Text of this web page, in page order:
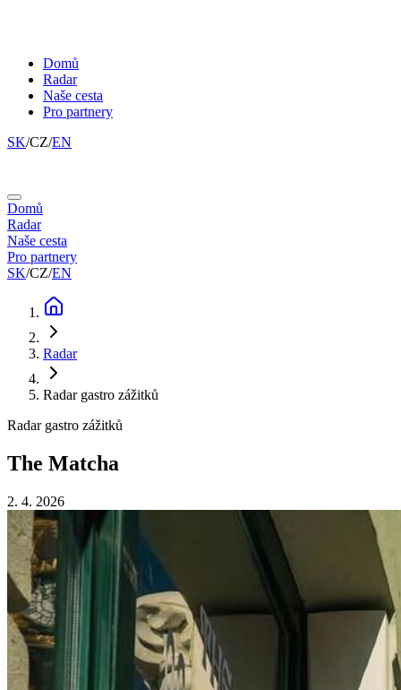
Domů
Radar
Naše cesta
Pro partnery
SK/CZ/EN
Domů
Radar
Naše cesta
Pro partnery
SK/CZ/EN
Radar
Radar gastro zážitků
Radar gastro zážitků
The Matcha
2. 4. 2026